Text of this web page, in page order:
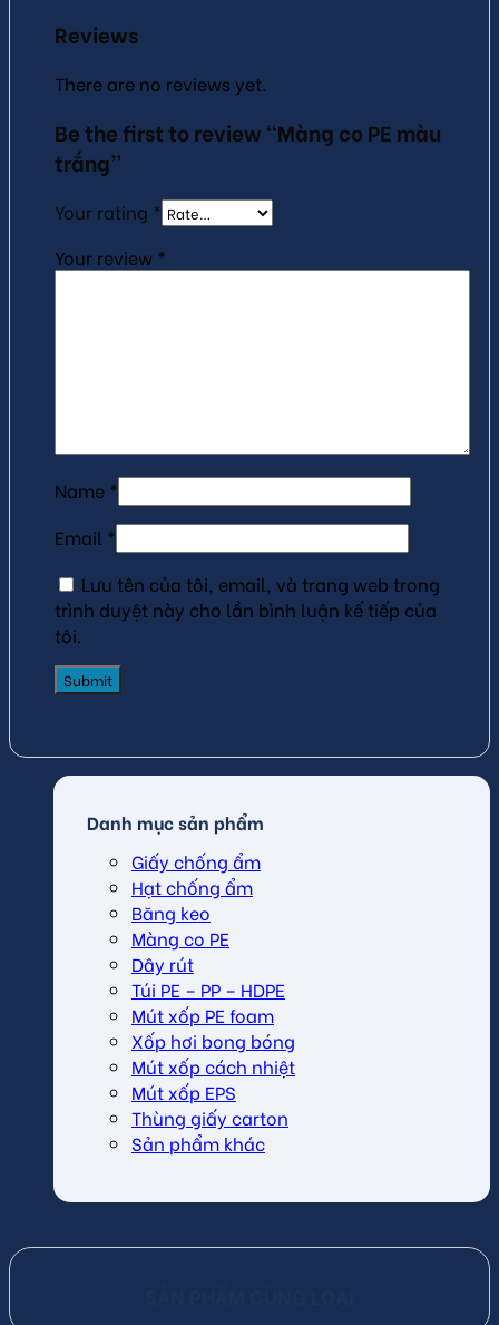
Reviews
There are no reviews yet.
Be the first to review “Màng co PE màu
trắng”
Your rating *
Your review *
Name *
Email *
Lưu tên của tôi, email, và trang web trong
trình duyệt này cho lần bình luận kế tiếp của
tôi.
Danh mục sản phẩm
Giấy chống ẩm
Hạt chống ẩm
Băng keo
Màng co PE
Dây rút
Túi PE – PP – HDPE
Mút xốp PE foam
Xốp hơi bong bóng
Mút xốp cách nhiệt
Mút xốp EPS
Thùng giấy carton
Sản phẩm khác